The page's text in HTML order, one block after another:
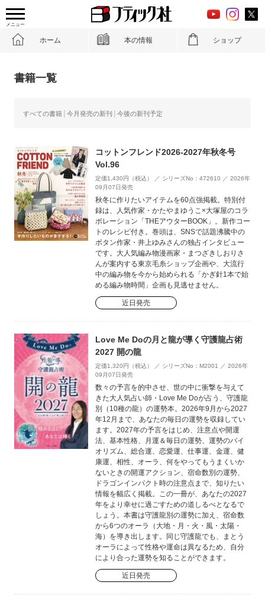
メニュー
ホーム 本の情報 ショップ
書籍一覧
すべての書籍 今月発売の新刊 今後の新刊予定
コットンフレンド2026-2027年秋冬号
Vol.96
定価1,430円（税込） ／ シリーズNo：472610 ／ 2026年
09月07日発売
秋冬に作りたいアイテムを60点強掲載。特別付
録は、人気作家・かたやまゆうこ×大塚屋のコラ
ボレーション「THEアウターBOOK」。新作コー
トのレシピ付き。巻頭は、SNSで話題沸騰中の
ボタン作家・井上ゆみさんの独占インタビュー
です。大人気編み物漫画家・まつざきしおりさ
んが案内する東京毛糸ショップ企画や、大流行
中の編み物を今から始められる「かぎ針1本で始
める編み物時間」企画も見逃せません。
近日発売
Love Me Doの月と龍が導く守護龍占術
2027 開の龍
定価1,320円（税込） ／ シリーズNo：M2001 ／ 2026年
09月07日発売
数々の予言を的中させ、世の中に衝撃を与えて
きた大人気占い師・Love Me Doが占う、守護龍
別（10種の龍）の運勢本。2026年9月から2027
年12月まで、あなたの毎日の運勢を収録してい
ます。2027年の予言をはじめ、注意点や開運
法、基本性格、月運＆毎日の運勢、運勢のバイ
オリズム、総合運、恋愛運、仕事運、金運、健
康運、相性、オーラ、何をやってもうまくいか
ないときの開運アクション、宿命数別の運勢、
ドラゴンインパクト時の注意点まで、知りたい
情報を幅広く掲載。この一冊が、あなたの2027
年をより幸せに過ごすための道しるべとなるで
しょう。本書は守護龍別の運勢に加え、宿命数
から6つのオーラ（大地・月・火・風・太陽・
海）を導き出します。同じ守護龍でも、まとう
オーラによって性格や運命は異なるため、自分
により合った運勢を知ることができます。
近日発売